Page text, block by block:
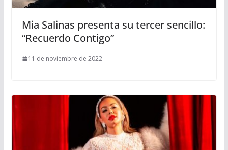
Mia Salinas presenta su tercer sencillo:
“Recuerdo Contigo”
11 de noviembre de 2022